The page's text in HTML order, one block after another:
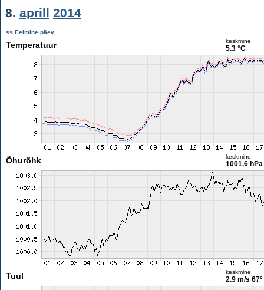
8. aprill 2014
<< Eelmine päev
Temperatuur keskmine
5.3 °C
Õhurõhk keskmine
1001.6 hPa
Tuul keskmine
2.9 m/s 67°